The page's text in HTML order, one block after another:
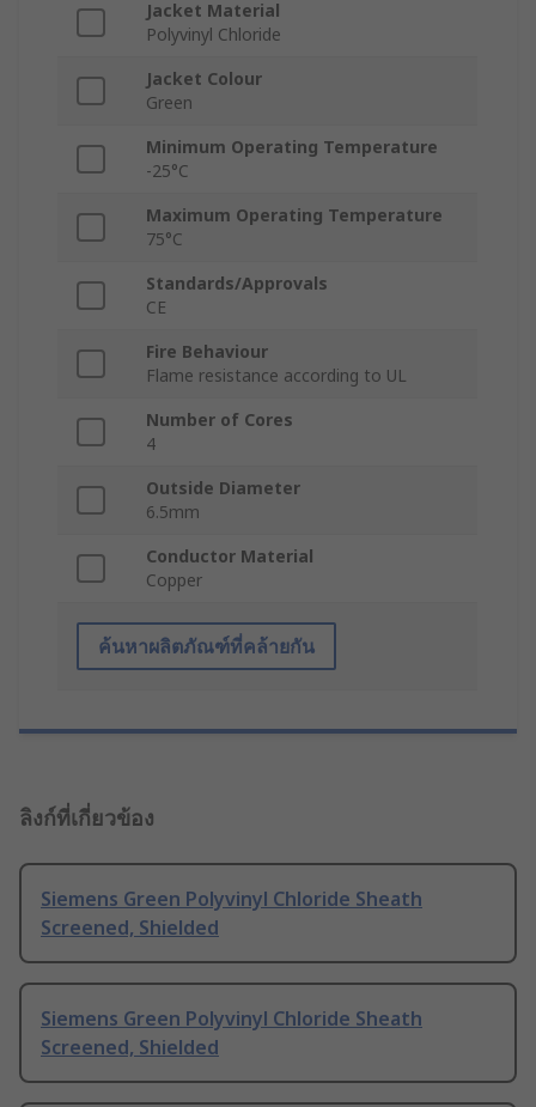
Jacket Material
Polyvinyl Chloride
Jacket Colour
Green
Minimum Operating Temperature
-25°C
Maximum Operating Temperature
75°C
Standards/Approvals
CE
Fire Behaviour
Flame resistance according to UL
Number of Cores
4
Outside Diameter
6.5mm
Conductor Material
Copper
ค้นหาผลิตภัณฑ์ที่คล้ายกัน
ลิงก์ที่เกี่ยวข้อง
Siemens Green Polyvinyl Chloride Sheath
Screened, Shielded
Siemens Green Polyvinyl Chloride Sheath
Screened, Shielded